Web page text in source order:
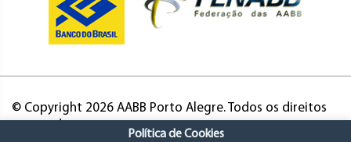
© Copyright 2026 AABB Porto Alegre. Todos os direitos
Política de Cookies